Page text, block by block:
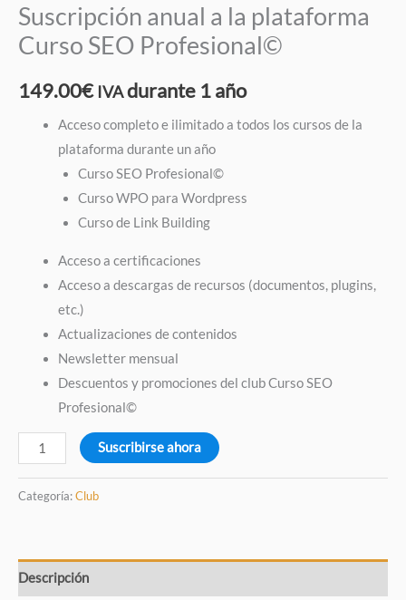
Suscripción anual a la plataforma
Curso SEO Profesional©
149.00€ IVAdurante 1 año
Acceso completo e ilimitado a todos los cursos de la
plataforma durante un año
Curso SEO Profesional©
Curso WPO para Wordpress
Curso de Link Building
Acceso a certificaciones
Acceso a descargas de recursos (documentos, plugins,
etc.)
Actualizaciones de contenidos
Newsletter mensual
Descuentos y promociones del club Curso SEO
Profesional©
Suscribirse ahora
Categoría:Club
Descripción